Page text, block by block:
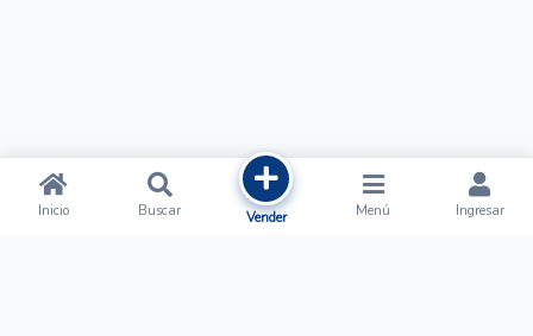
Inicio Buscar Vender Menú Ingresar